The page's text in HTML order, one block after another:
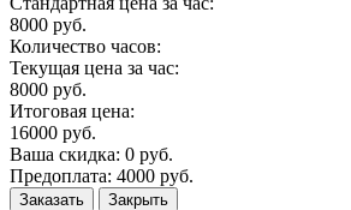
8000 руб.
Количество часов:
Текущая цена за час:
8000 руб.
Итоговая цена:
16000 руб.
Ваша скидка: 0 руб.
Предоплата: 4000 руб.
Заказать Закрыть